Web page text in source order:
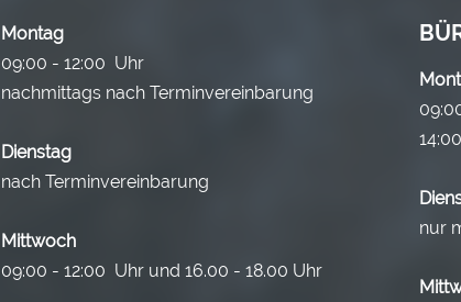
Montag
09:00 - 12:00 Uhr
nachmittags nach Terminvereinbarung
Dienstag
nach Terminvereinbarung
Mittwoch
09:00 - 12:00 Uhr und 16.00 - 18.00 Uhr
nur